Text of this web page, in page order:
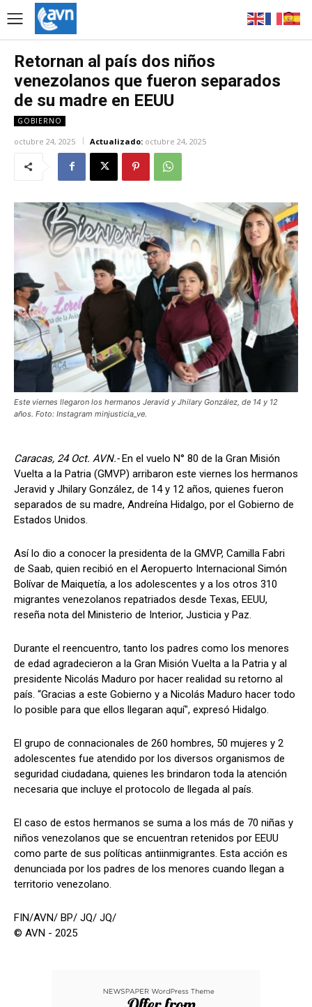
Retornan al país dos niños
venezolanos que fueron separados
de su madre en EEUU
GOBIERNO
octubre 24, 2025 Actualizado: octubre 24, 2025
Este viernes llegaron los hermanos Jeravid y Jhilary González, de 14 y 12
años. Foto: Instagram minjusticia_ve.
Caracas, 24 Oct. AVN.-En el vuelo N° 80 de la Gran Misión
Vuelta a la Patria (GMVP) arribaron este viernes los hermanos
Jeravid y Jhilary González, de 14 y 12 años, quienes fueron
separados de su madre, Andreína Hidalgo, por el Gobierno de
Estados Unidos.
Así lo dio a conocer la presidenta de la GMVP, Camilla Fabri
de Saab, quien recibió en el Aeropuerto Internacional Simón
Bolívar de Maiquetía, a los adolescentes y a los otros 310
migrantes venezolanos repatriados desde Texas, EEUU,
reseña nota del Ministerio de Interior, Justicia y Paz.
Durante el reencuentro, tanto los padres como los menores
de edad agradecieron a la Gran Misión Vuelta a la Patria y al
presidente Nicolás Maduro por hacer realidad su retorno al
país. “Gracias a este Gobierno y a Nicolás Maduro hacer todo
lo posible para que ellos llegaran aquí", expresó Hidalgo.
El grupo de connacionales de 260 hombres, 50 mujeres y 2
adolescentes fue atendido por los diversos organismos de
seguridad ciudadana, quienes les brindaron toda la atención
necesaria que incluye el protocolo de llegada al país.
El caso de estos hermanos se suma a los más de 70 niñas y
niños venezolanos que se encuentran retenidos por EEUU
como parte de sus políticas antiinmigrantes. Esta acción es
denunciada por los padres de los menores cuando llegan a
territorio venezolano.
FIN/AVN/ BP/ JQ/ JQ/
© AVN - 2025